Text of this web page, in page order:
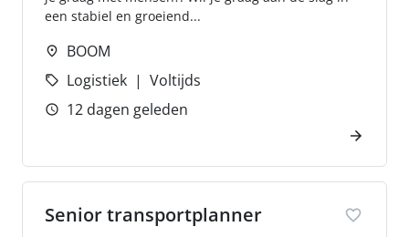
een stabiel en groeiend...
BOOM
Logistiek
Voltijds
12 dagen geleden
Senior transportplanner